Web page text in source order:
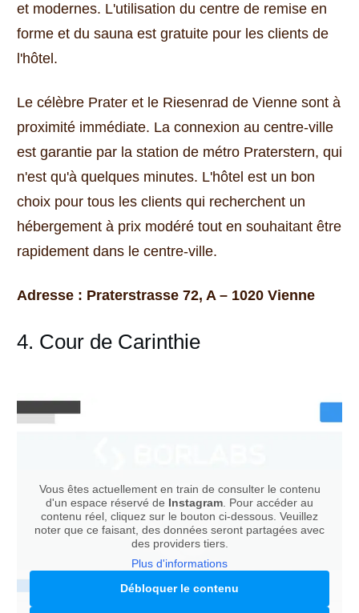
et modernes. L'utilisation du centre de remise en
forme et du sauna est gratuite pour les clients de
l'hôtel.
Le célèbre Prater et le Riesenrad de Vienne sont à
proximité immédiate. La connexion au centre-ville
est garantie par la station de métro Praterstern, qui
n'est qu'à quelques minutes. L'hôtel est un bon
choix pour tous les clients qui recherchent un
hébergement à prix modéré tout en souhaitant être
rapidement dans le centre-ville.
Adresse : Praterstrasse 72, A – 1020 Vienne
4. Cour de Carinthie
Vous êtes actuellement en train de consulter le contenu
d'un espace réservé de Instagram. Pour accéder au
contenu réel, cliquez sur le bouton ci-dessous. Veuillez
noter que ce faisant, des données seront partagées avec
des providers tiers.
Plus d'informations
Débloquer le contenu